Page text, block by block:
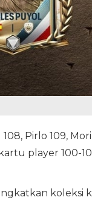
Pirlo 109,
player 100-
koleksi